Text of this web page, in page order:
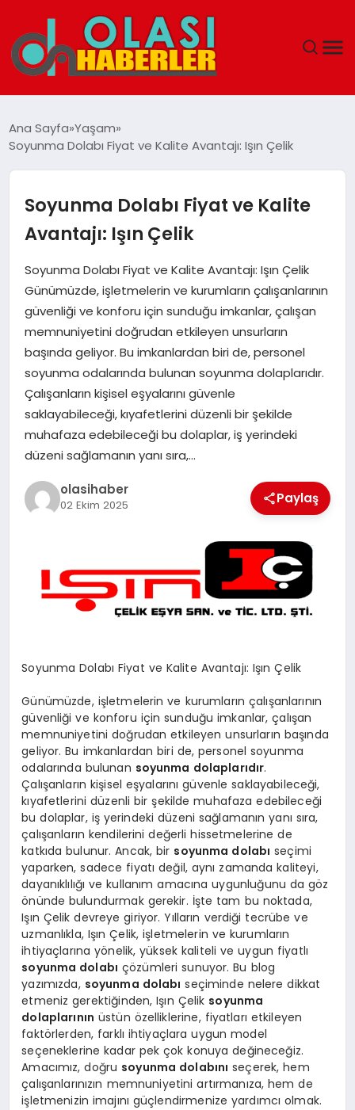
SPOR
DÜNYA
SAĞLIK
TEKNOLOJI
YAŞAM
Ana Sayfa Yaşam
Soyunma Dolabı Fiyat ve Kalite Avantajı: Işın Çelik
Soyunma Dolabı Fiyat ve Kalite
Avantajı: Işın Çelik
Soyunma Dolabı Fiyat ve Kalite Avantajı: Işın Çelik
Günümüzde, işletmelerin ve kurumların çalışanlarının
güvenliği ve konforu için sunduğu imkanlar, çalışan
memnuniyetini doğrudan etkileyen unsurların
başında geliyor. Bu imkanlardan biri de, personel
soyunma odalarında bulunan soyunma dolaplarıdır.
Çalışanların kişisel eşyalarını güvenle
saklayabileceği, kıyafetlerini düzenli bir şekilde
muhafaza edebileceği bu dolaplar, iş yerindeki
düzeni sağlamanın yanı sıra,…
olasihaber
02 Ekim 2025 Paylaş
Soyunma Dolabı Fiyat ve Kalite Avantajı: Işın Çelik
Günümüzde, işletmelerin ve kurumların çalışanlarının
güvenliği ve konforu için sunduğu imkanlar, çalışan
memnuniyetini doğrudan etkileyen unsurların başında
geliyor. Bu imkanlardan biri de, personel soyunma
odalarında bulunan soyunma dolaplarıdır.
Çalışanların kişisel eşyalarını güvenle saklayabileceği,
kıyafetlerini düzenli bir şekilde muhafaza edebileceği
bu dolaplar, iş yerindeki düzeni sağlamanın yanı sıra,
çalışanların kendilerini değerli hissetmelerine de
katkıda bulunur. Ancak, bir soyunma dolabı seçimi
yaparken, sadece fiyatı değil, aynı zamanda kaliteyi,
dayanıklılığı ve kullanım amacına uygunluğunu da göz
önünde bulundurmak gerekir. İşte tam bu noktada,
Işın Çelik devreye giriyor. Yılların verdiği tecrübe ve
uzmanlıkla, Işın Çelik, işletmelerin ve kurumların
ihtiyaçlarına yönelik, yüksek kaliteli ve uygun fiyatlı
soyunma dolabı çözümleri sunuyor. Bu blog
yazımızda, soyunma dolabı seçiminde nelere dikkat
etmeniz gerektiğinden, Işın Çelik soyunma
dolaplarının üstün özelliklerine, fiyatları etkileyen
faktörlerden, farklı ihtiyaçlara uygun model
seçeneklerine kadar pek çok konuya değineceğiz.
Amacımız, doğru soyunma dolabını seçerek, hem
çalışanlarınızın memnuniyetini artırmanıza, hem de
işletmenizin imajını güçlendirmenize yardımcı olmak.